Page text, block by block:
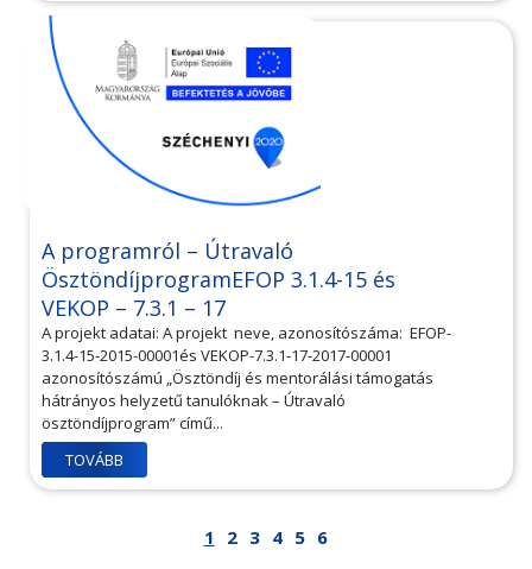
A programról – Útravaló
ÖsztöndíjprogramEFOP 3.1.4-15 és
VEKOP – 7.3.1 – 17
A projekt adatai: A projekt neve, azonosítószáma: EFOP-
3.1.4-15-2015-00001és VEKOP-7.3.1-17-2017-00001
azonosítószámú „Ösztöndíj és mentorálási támogatás
hátrányos helyzetű tanulóknak – Útravaló
ösztöndíjprogram” című...
TOVÁBB
1 2 3 4 5 6